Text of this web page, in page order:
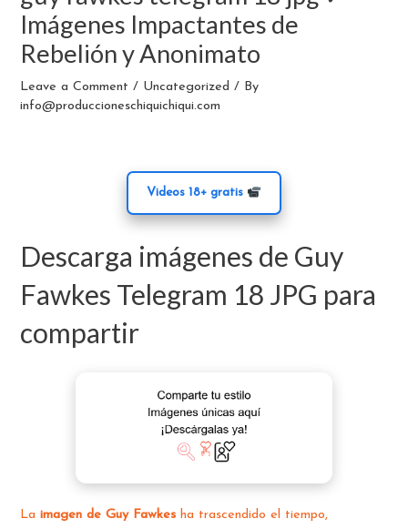
Imágenes Impactantes de
Rebelión y Anonimato
Leave a Comment / Uncategorized / By
info@produccioneschiquichiqui.com
Videos 18+ gratis
Descarga imágenes de Guy
Fawkes Telegram 18 JPG para
compartir
Laimagen de Guy Fawkes ha trascendido el tiempo,